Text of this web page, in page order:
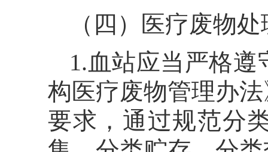
（四）医疗废物
1.血站应当严格
构医疗废物管理办
要求，通过规范分